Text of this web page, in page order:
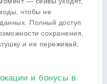
чтобы не
Полный доступ
сохранения,
и не переживай,
и бонусы в